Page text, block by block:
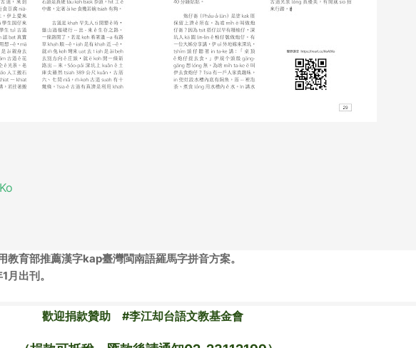
教育部推薦漢字kap臺灣閩南語羅馬字拼音方案。
出刊。
歡迎捐款贊助　#李江却台語文教基金會